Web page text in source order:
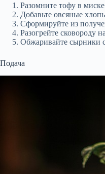
Разомните тофу в
Добавьте овсяные
Сформируйте из
Разогрейте сковороду
Обжаривайте сырники
Подача